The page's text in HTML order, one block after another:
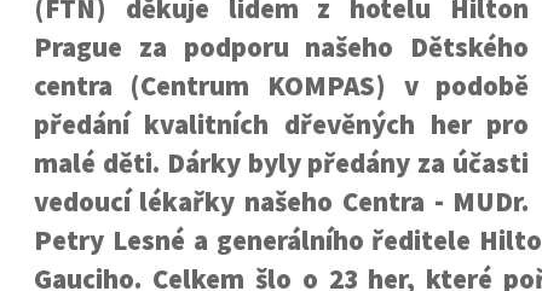
(FTN) děkuje lidem z hotelu Hilton
Prague za podporu našeho Dětského
centra (Centrum KOMPAS) v podobě
předání kvalitních dřevěných her pro
malé děti. Dárky byly předány za účasti
vedoucí lékařky našeho Centra - MUDr.
Petry Lesné a generálního ředitele
Gauciho. Celkem šlo o 23 her, které